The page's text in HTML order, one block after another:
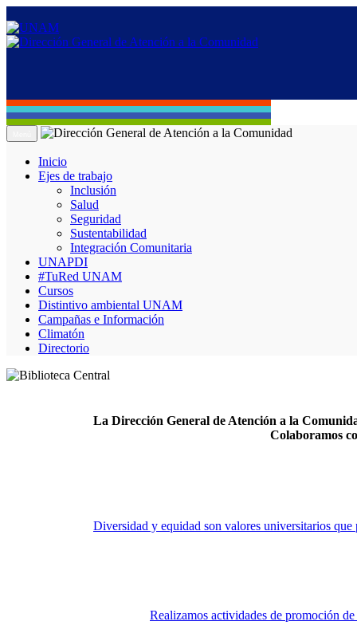
Inicio
Ejes de trabajo
Inclusión
Salud
Seguridad
Sustentabilidad
Integración Comunitaria
UNAPDI
#TuRed UNAM
Cursos
Distintivo ambiental UNAM
Campañas e Información
Climatón
Directorio
La Dirección General de Atención a la
Colaboramos
Diversidad y equidad son valores universitarios que
Realizamos actividades de promoción